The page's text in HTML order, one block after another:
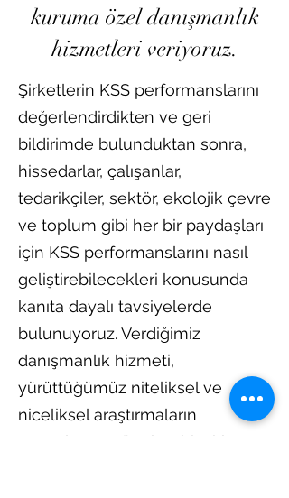
kuruma özel danışmanlık
hizmetleri veriyoruz.
Şirketlerin KSS performanslarını
değerlendirdikten ve geri
bildirimde bulunduktan sonra,
hissedarlar, çalışanlar,
tedarikçiler, sektör, ekolojik çevre
ve toplum gibi her bir paydaşları
için KSS performanslarını nasıl
geliştirebilecekleri konusunda
kanıta dayalı tavsiyelerde
bulunuyoruz. Verdiğimiz
danışmanlık hizmeti,
yürüttüğümüz niteliksel ve
niceliksel araştırmaların